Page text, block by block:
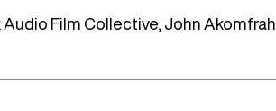
Audio Film Collective, John Akomfrah